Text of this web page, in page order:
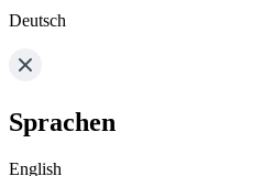
Deutsch
Sprachen
English